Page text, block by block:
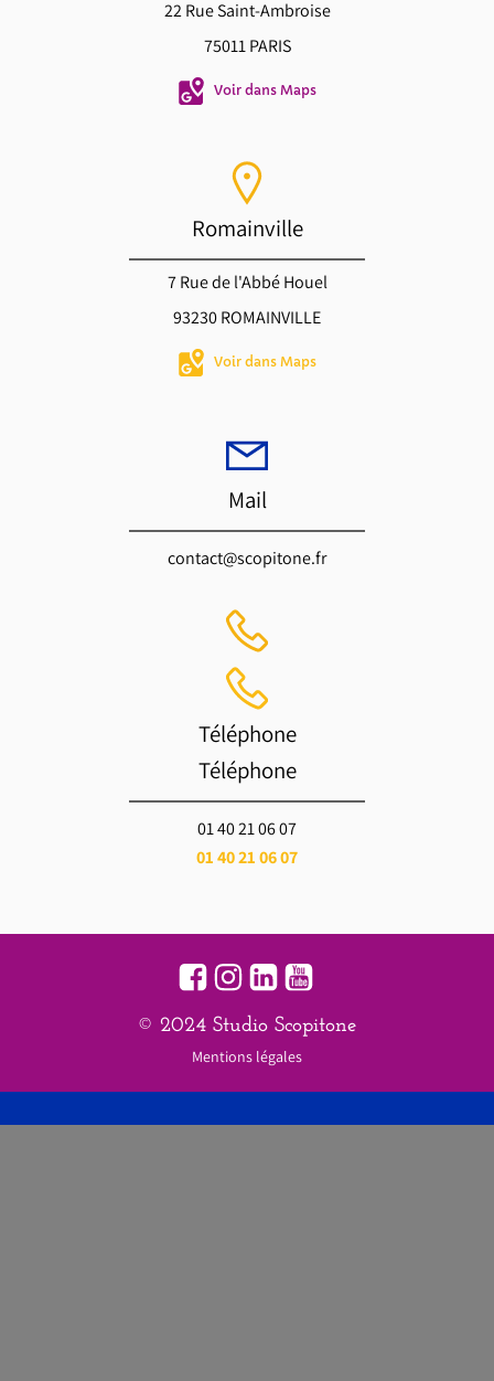
22 Rue Saint-Ambroise
75011 PARIS
Voir dans Maps
Romainville
7 Rue de l'Abbé Houel
93230 ROMAINVILLE
Voir dans Maps
Mail
contact@scopitone.fr
Téléphone
Téléphone
01 40 21 06 07
01 40 21 06 07
© 2024 Studio Scopitone
Mentions légales